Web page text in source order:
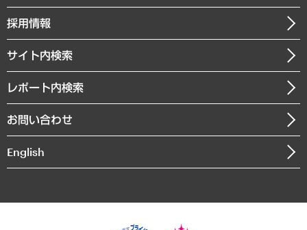
GRC（ガバナンス・リスク・コンプライアンス）・防災（政策）
経済・産業・雇用・労働
まちづくり・観光・交通・スポーツ・スマートシティ
自然資源・農林水産業・食料システム
経営用語集
受託・受注実績（官公庁関連）
メディア掲載・出演
社長メッセージ
会社概要
沿革
組織図・本部部室紹介
インドネシア現地法人
個人情報保護方針
ニュースリリース
お知らせ
採用情報
サイト内検索
レポート内検索
お問い合わせ
English